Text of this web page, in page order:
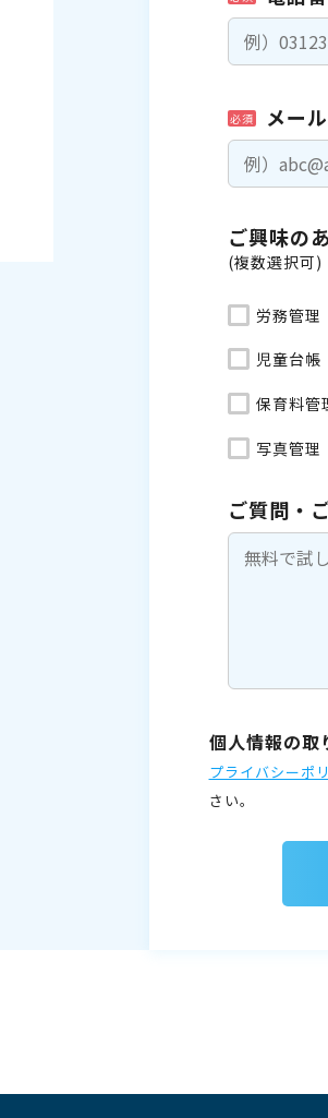
必須 メー
ご興味の
(複数選択可)
労務管理
児童台帳
保育料管
写真管理
ご質問・
個人情報の取
プライバシーポ
さい。